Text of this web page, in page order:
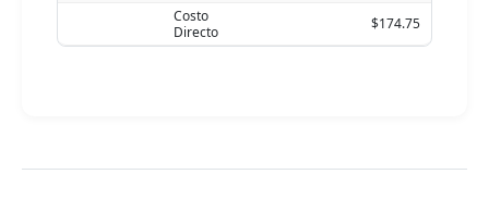
Costo
Directo
$174.75